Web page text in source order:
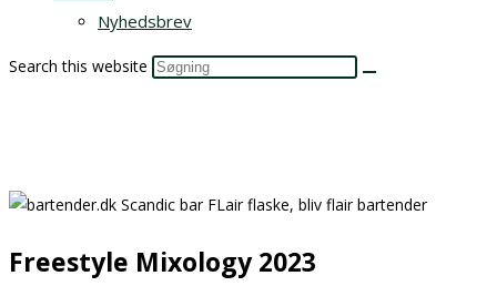
Nyhedsbrev
Search this website
Freestyle Mixology 2023